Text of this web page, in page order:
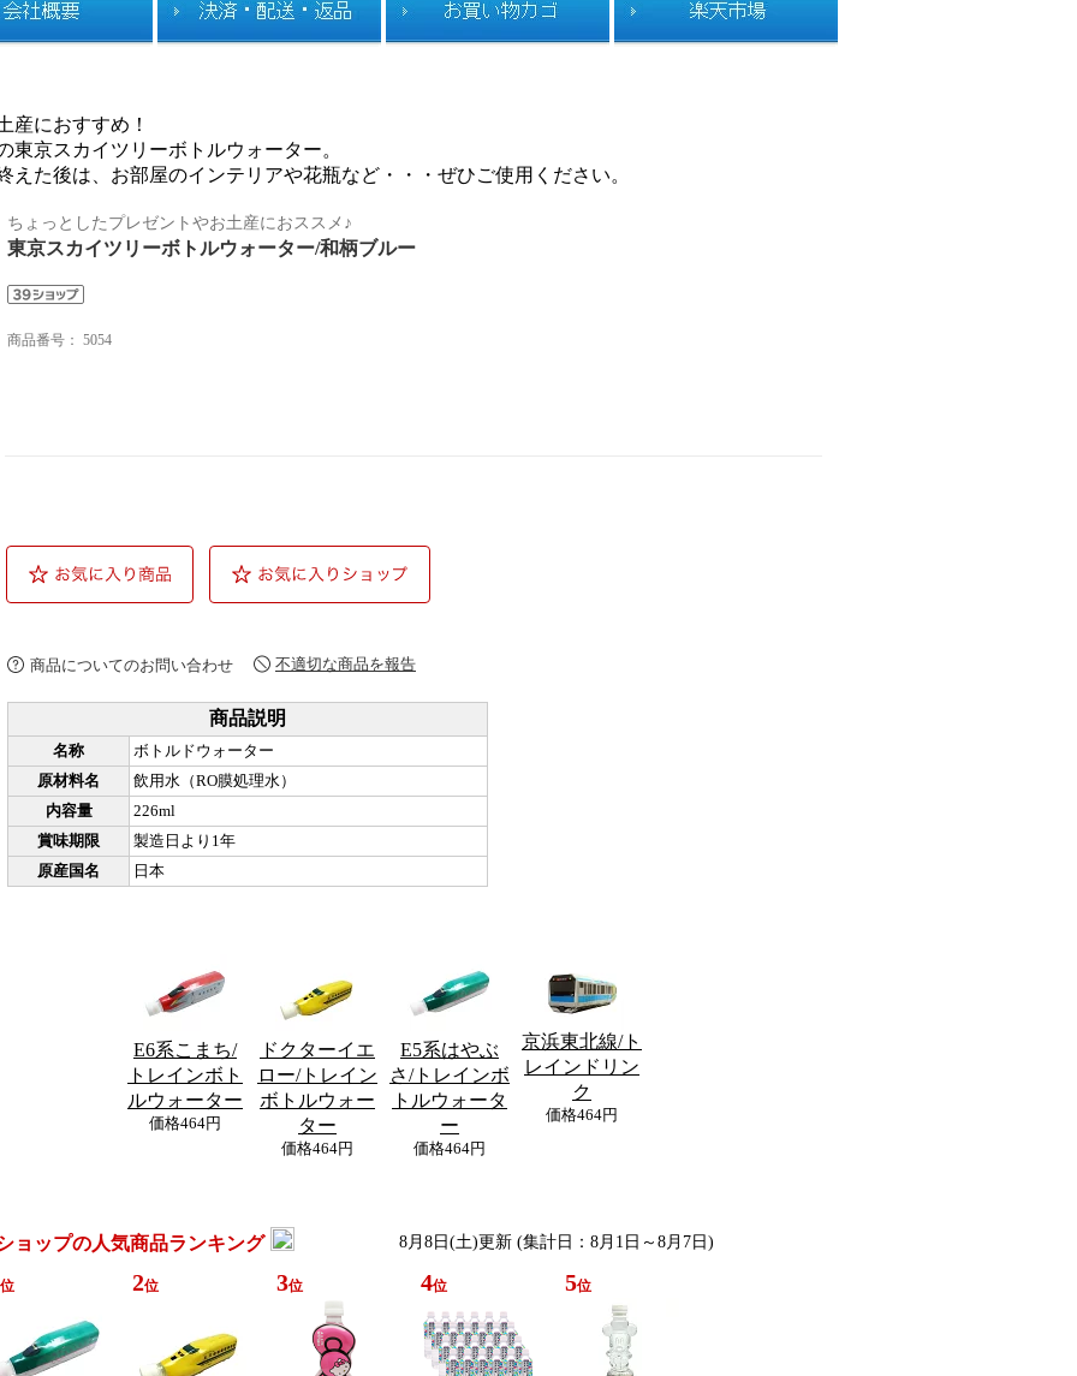
産におすすめ！
東京スカイツリーボトルウォーター。
えた後は、お部屋のインテリアや花瓶など・・・ぜひご使用ください。
ちょっとしたプレゼントやお土産におススメ♪
東京スカイツリーボトルウォーター/和柄ブルー
商品番号： 5054
商品についてのお問い合わせ 不適切な商品を報告
商品説明
名称
ボトルドウォーター
原材料名
飲用水（RO膜処理水）
内容量
226ml
賞味期限
製造日より1年
原産国名
日本
E6系こまち/
トレインボト
ルウォーター
価格464円
ドクターイエ
ロー/トレイン
ボトルウォー
ター
価格464円
E5系はやぶ
さ/トレインボ
トルウォータ
ー
価格464円
京浜東北線/ト
レインドリン
ク
価格464円
ョップの人気商品ランキング 8月8日(土)更新 (集計日：8月1日～8月7日)
位 2位 3位 4位 5位